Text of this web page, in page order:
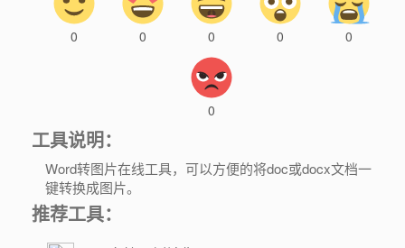
0 0 0 0 0
0
工具说明：
Word转图片在线工具，可以方便的将doc或docx文档一
键转换成图片。
推荐工具：